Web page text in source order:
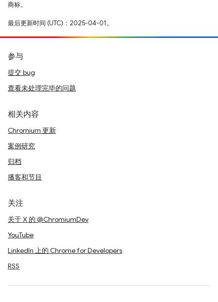
商标。
最后更新时间 (UTC)：2025-04-01。
参与
提交 bug
查看未处理完毕的问题
相关内容
Chromium 更新
案例研究
归档
播客和节目
关注
关于 X 的 @ChromiumDev
YouTube
LinkedIn 上的 Chrome for Developers
RSS